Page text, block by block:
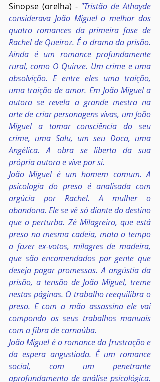
Sinopse (orelha) - "Tristão de Athayde
considerava João Miguel o melhor dos
quatro romances da primeira fase de
Rachel de Queiroz. É o drama da prisão.
Ainda é um romance profundamente
rural, como O Quinze. Um crime e uma
absolvição. E entre eles uma traição,
uma traição de amor. Em João Miguel a
autora se revela a grande mestra na
arte de criar personagens vivas, um João
Miguel a tomar consciência do seu
crime, uma Salu, um seu Doca, uma
Angélica. A obra se liberta da sua
própria autora e vive por si.
João Miguel é um homem comum. A
psicologia do preso é analisada com
argúcia por Rachel. A mulher o
abandona. Ele se vê só diante do destino
que o perturba. Zé Milagreiro, que está
preso na mesma cadeia, mata o tempo
a fazer ex-votos, milagres de madeira,
que são encomendados por gente que
deseja pagar promessas. A angústia da
prisão, a tensão de João Miguel, treme
nestas páginas. O trabalho reequilibra o
preso. E com a mão assassina ele vai
compondo os seus trabalhos manuais
com a fibra de carnaúba.
João Miguel é o romance da frustração e
da espera angustiada. É um romance
social, com um penetrante
aprofundamento de análise psicológica.